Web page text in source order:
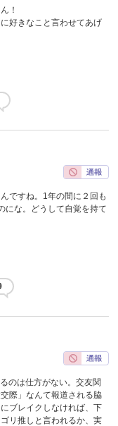
！
好きなこと言わせてあげ
ですね。1年の間に２回も
にな。どうして自覚を持て
のは仕方がない。交友関
際」なんて報道される脇
ブレイクしなければ、下
リ推しと言われるか、実